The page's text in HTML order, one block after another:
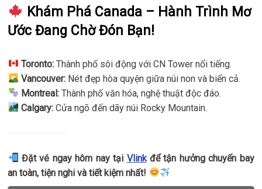
Khám Phá Canada – Hành Trình Mơ
Ước Đang Chờ Đón Bạn!
Toronto:Thành phố sôi động với CN Tower nổi tiếng.
Vancouver:Nét đẹp hòa quyện giữa núi non và biển cả.
Montreal:Thành phố văn hóa, nghệ thuật độc đáo.
Calgary:Cửa ngõ đến dãy núi Rocky Mountain.
Đặt vé ngay hôm nay tại Vlinkđể tận hưởng chuyến bay
an toàn, tiện nghi và tiết kiệm nhất!